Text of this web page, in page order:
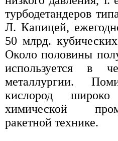
турбодетандеров
Л. Капицей,
50 млрд.
Около половины
используется в
металлургии.
кислород
химической
ракетной технике.